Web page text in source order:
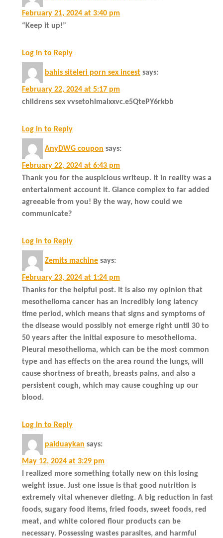
February 21, 2024 at 3:40 pm
“Keep it up!”
Log in to Reply
bahis siteleri porn sex incest says:
February 22, 2024 at 5:17 pm
childrens sex vvsetohimalxxvc.e5QtePY6rkbb
Log in to Reply
AnyDWG coupon says:
February 22, 2024 at 6:43 pm
Thank you for the auspicious writeup. It in reality was a
entertainment account it. Glance complex to far added
agreeable from you! By the way, how could we
communicate?
Log in to Reply
Zemits machine says:
February 23, 2024 at 1:24 pm
Thanks for the helpful post. It is also my opinion that
mesothelioma cancer has an incredibly long latency
time period, which means that signs and symptoms of
the disease would possibly not emerge right until 30 to
50 years after the initial exposure to mesothelioma.
Pleural mesothelioma, which can be the most common
type and has effects on the area round the lungs, will
cause shortness of breath, breasts pains, and also a
persistent cough, which may cause coughing up our
blood.
Log in to Reply
paiduaykan says:
May 12, 2024 at 3:29 pm
I realized more something totally new on this losing
weight issue. Just one issue is that good nutrition is
extremely vital whenever dieting. A big reduction in fast
foods, sugary food items, fried foods, sweet foods, red
meat, and white colored flour products can be
necessary. Possessing wastes parasites, and harmful